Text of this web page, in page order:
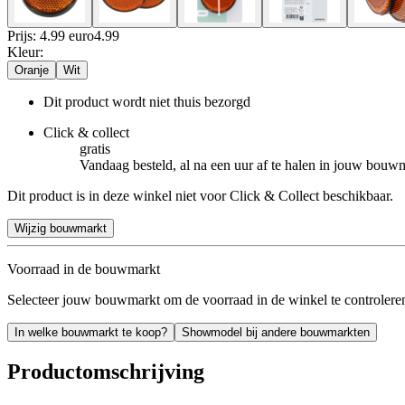
Prijs: 4.99 euro4.99
Kleur:
Oranje Wit
Dit product wordt niet thuis bezorgd
Click & collect
gratis
Vandaag besteld, al na een uur af te halen in jouw
Dit product is in deze winkel niet voor Click & Collect beschikbaar.
Wijzig bouwmarkt
Voorraad in de bouwmarkt
Selecteer jouw bouwmarkt om de voorraad in de winkel te
In welke bouwmarkt te koop? Showmodel bij andere bouwmarkten
Productomschrijving